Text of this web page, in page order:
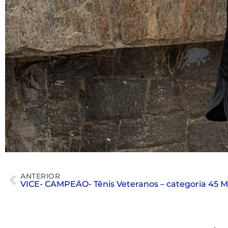
ANTERIOR
VICE- CAMPEÃO- Tênis Veteranos – categoria 45